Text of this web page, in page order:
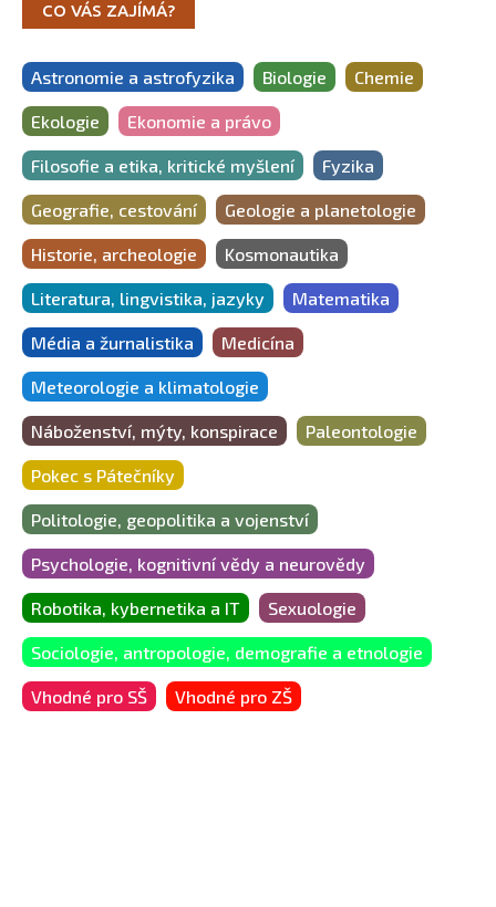
CO VÁS ZAJÍMÁ?
Astronomie a astrofyzika Biologie Chemie
Ekologie Ekonomie a právo
Filosofie a etika, kritické myšlení Fyzika
Geografie, cestování Geologie a planetologie
Historie, archeologie Kosmonautika
Literatura, lingvistika, jazyky Matematika
Média a žurnalistika Medicína
Meteorologie a klimatologie
Náboženství, mýty, konspirace Paleontologie
Pokec s Pátečníky
Politologie, geopolitika a vojenství
Psychologie, kognitivní vědy a neurovědy
Robotika, kybernetika a IT Sexuologie
Sociologie, antropologie, demografie a etnologie
Vhodné pro SŠ Vhodné pro ZŠ